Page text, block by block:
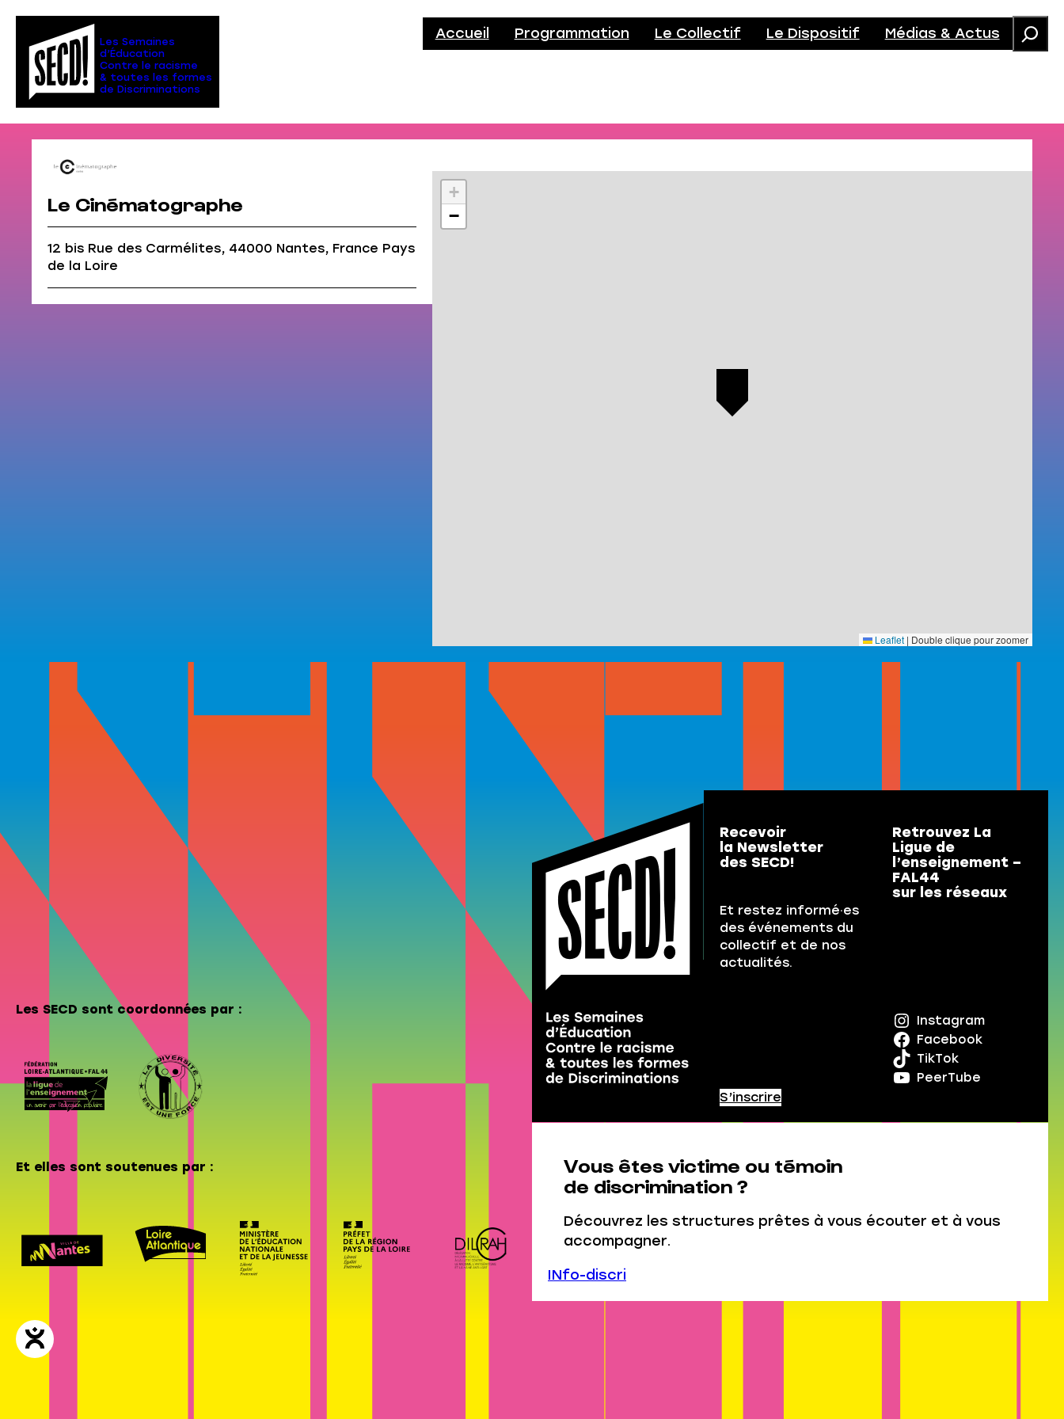
contenu
Les Semaines
d’Éducation
Contre le racisme
& toutes les formes
de Discriminations
Accueil Programmation Le Collectif Le Dispositif Médias & Actus
Le Cinématographe
12 bis Rue des Carmélites, 44000 Nantes, France Pays
de la Loire
+
−
Leaflet | Double clique pour zoomer
Les SECD sont coordonnées par :
Et elles sont soutenues par :
Recevoir
la Newsletter
des SECD!
Et restez informé·es
des événements du
collectif et de nos
actualités.
S’inscrire
Retrouvez La
Ligue de
l’enseignement –
FAL44
sur les réseaux
Instagram
Facebook
TikTok
PeerTube
Vous êtes victime ou témoin
de discrimination ?
Découvrez les structures prêtes à vous écouter et à vous
accompagner.
INfo-discri